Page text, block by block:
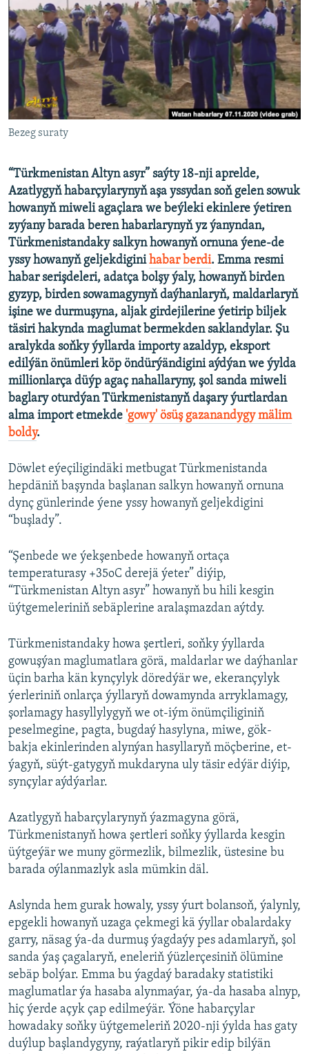
Bezeg suraty
“Türkmenistan Altyn asyr” saýty 18-nji aprelde,
Azatlygyň habarçylarynyň aşa yssydan soň gelen sowuk
howanyň miweli agaçlara we beýleki ekinlere ýetiren
zyýany barada beren habarlarynyň yz ýanyndan,
Türkmenistandaky salkyn howanyň ornuna ýene-de
yssy howanyň geljekdiginihabar berdi. Emma resmi
habar serişdeleri, adatça bolşy ýaly, howanyň birden
gyzyp, birden sowamagynyň daýhanlaryň, maldarlaryň
işine we durmuşyna, aljak girdejilerine ýetirip biljek
täsiri hakynda maglumat bermekden saklandylar. Şu
aralykda soňky ýyllarda importy azaldyp, eksport
edilýän önümleri köp öndürýändigini aýdýan we ýylda
millionlarça düýp agaç nahallaryny, şol sanda miweli
baglary oturdýan Türkmenistanyň daşary ýurtlardan
alma import etmekde 'gowy' ösüş gazanandygy mälim
boldy.
Döwlet eýeçiligindäki metbugat Türkmenistanda
hepdäniň başynda başlanan salkyn howanyň ornuna
dynç günlerinde ýene yssy howanyň geljekdigini
“buşlady”.
“Şenbede we ýekşenbede howanyň ortaça
temperaturasy +35oC derejä ýeter” diýip,
“Türkmenistan Altyn asyr” howanyň bu hili kesgin
üýtgemeleriniň sebäplerine aralaşmazdan aýtdy.
Türkmenistandaky howa şertleri, soňky ýyllarda
gowuşýan maglumatlara görä, maldarlar we daýhanlar
üçin barha kän kynçylyk döredýär we, ekerançylyk
ýerleriniň onlarça ýyllaryň dowamynda arryklamagy,
şorlamagy hasyllylygyň we ot-iým önümçiliginiň
peselmegine, pagta, bugdaý hasylyna, miwe, gök-
bakja ekinlerinden alynýan hasyllaryň möçberine, et-
ýagyň, süýt-gatygyň mukdaryna uly täsir edýär diýip,
synçylar aýdýarlar.
Azatlygyň habarçylarynyň ýazmagyna görä,
Türkmenistanyň howa şertleri soňky ýyllarda kesgin
üýtgeýär we muny görmezlik, bilmezlik, üstesine bu
barada oýlanmazlyk asla mümkin däl.
Aslynda hem gurak howaly, yssy ýurt bolansoň, ýalynly,
epgekli howanyň uzaga çekmegi kä ýyllar obalardaky
garry, näsag ýa-da durmuş ýagdaýy pes adamlaryň, şol
sanda ýaş çagalaryň, eneleriň ýüzlerçesiniň ölümine
sebäp bolýar. Emma bu ýagdaý baradaky statistiki
maglumatlar ýa hasaba alynmaýar, ýa-da hasaba alnyp,
hiç ýerde açyk çap edilmeýär. Ýöne habarçylar
howadaky soňky üýtgemeleriň 2020-nji ýylda has gaty
duýlup başlandygyny, raýatlaryň pikir edip bilýän